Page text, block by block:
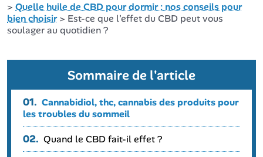
> Quelle huile de CBD pour dormir : nos conseils pour
bien choisir> Est-ce que l'effet du CBD peut vous
soulager au quotidien ?
Sommaire de l'article
01. Cannabidiol, thc, cannabis des produits pour
les troubles du sommeil
02. Quand le CBD fait-il effet ?